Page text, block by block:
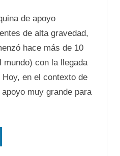
de apoyo
de alta gravedad,
hace más de 10
mundo) con la llegada
en el contexto de
muy grande para